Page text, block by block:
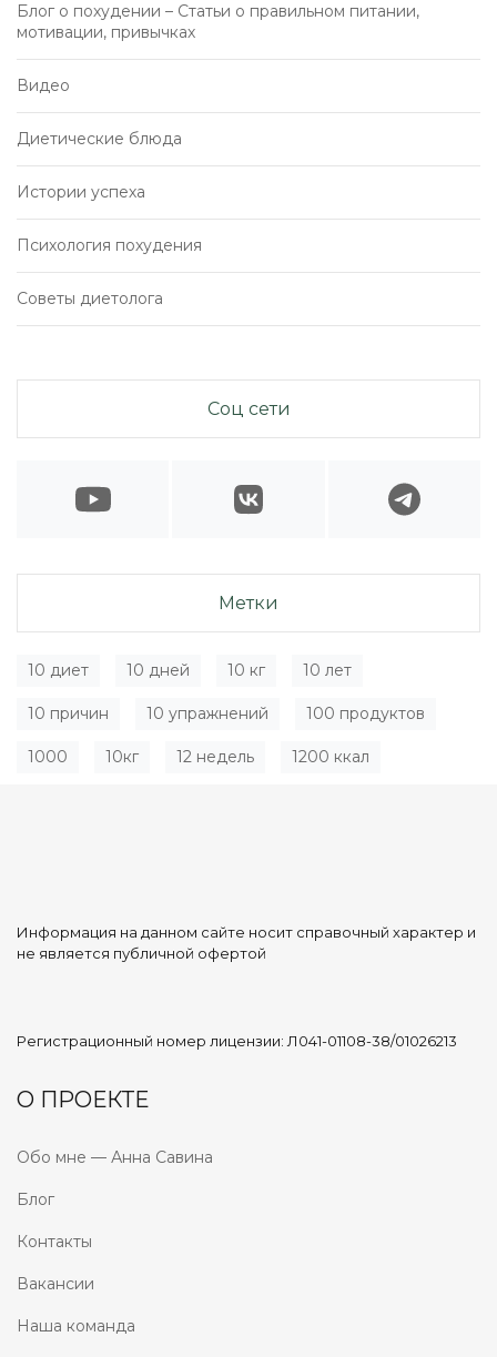
Блог о похудении – Статьи о правильном питании,
мотивации, привычках
Видео
Диетические блюда
Истории успеха
Психология похудения
Советы диетолога
Соц сети
Метки
10 диет 10 дней 10 кг 10 лет
10 причин 10 упражнений 100 продуктов
1000 10кг 12 недель 1200 ккал
Информация на данном сайте носит справочный характер и
не является публичной офертой
Регистрационный номер лицензии: Л041-01108-38/01026213
О ПРОЕКТЕ
Обо мне — Анна Савина
Блог
Контакты
Вакансии
Наша команда